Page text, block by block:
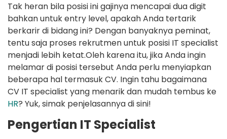
Tak heran bila posisi ini gajinya mencapai dua digit
bahkan untuk entry level, apakah Anda tertarik
berkarir di bidang ini? Dengan banyaknya peminat,
tentu saja proses rekrutmen untuk posisi IT specialist
menjadi lebih ketat.Oleh karena itu, jika Anda ingin
melamar di posisi tersebut Anda perlu menyiapkan
beberapa hal termasuk CV. Ingin tahu bagaimana
CV IT specialist yang menarik dan mudah tembus ke
HR? Yuk, simak penjelasannya di sini!
Pengertian IT Specialist